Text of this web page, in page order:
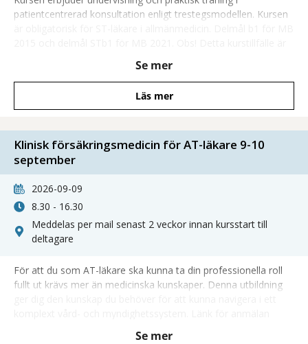
patientcentrerad konsultation enligt trestegsmodellen. Kursen
Se mer
Läs mer
Klinisk försäkringsmedicin för AT-läkare 9-10
september
2026-09-09
8.30 - 16.30
Meddelas per mail senast 2 veckor innan kursstart till
deltagare
För att du som AT-läkare ska kunna ta din professionella roll
fullt ut krävs mer än medicinska kunskaper. Denna utbildning
Se mer